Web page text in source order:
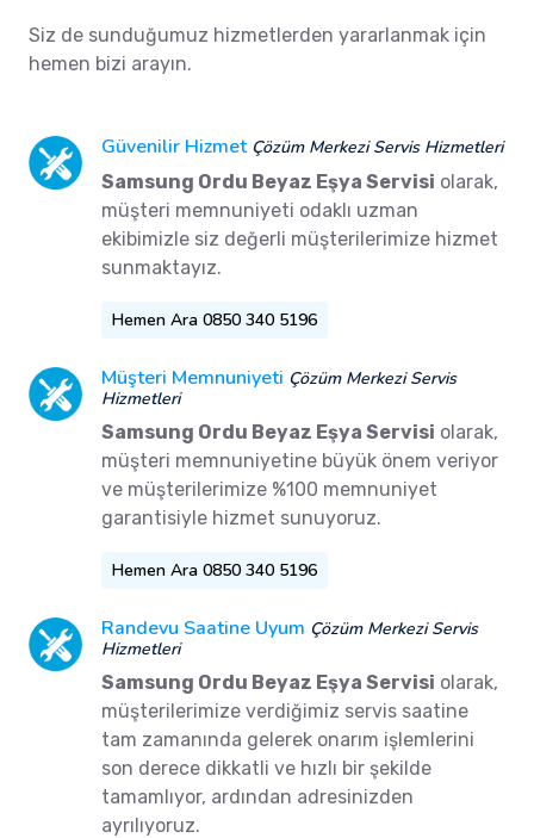
Siz de sunduğumuz hizmetlerden yararlanmak için
hemen bizi arayın.
Güvenilir Hizmet Çözüm Merkezi Servis Hizmetleri
Samsung Ordu Beyaz Eşya Servisi olarak,
müşteri memnuniyeti odaklı uzman
ekibimizle siz değerli müşterilerimize hizmet
sunmaktayız.
Hemen Ara 0850 340 5196
Müşteri Memnuniyeti Çözüm Merkezi Servis
Hizmetleri
Samsung Ordu Beyaz Eşya Servisi olarak,
müşteri memnuniyetine büyük önem veriyor
ve müşterilerimize %100 memnuniyet
garantisiyle hizmet sunuyoruz.
Hemen Ara 0850 340 5196
Randevu Saatine Uyum Çözüm Merkezi Servis
Hizmetleri
Samsung Ordu Beyaz Eşya Servisi olarak,
müşterilerimize verdiğimiz servis saatine
tam zamanında gelerek onarım işlemlerini
son derece dikkatli ve hızlı bir şekilde
tamamlıyor, ardından adresinizden
ayrılıyoruz.